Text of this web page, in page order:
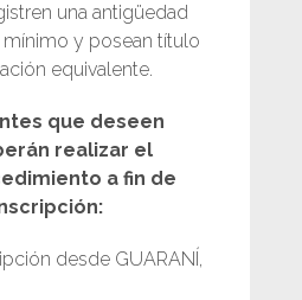
una antigüedad
y posean título
equivalente.
que deseen
realizar el
a fin de
desde GUARANÍ,